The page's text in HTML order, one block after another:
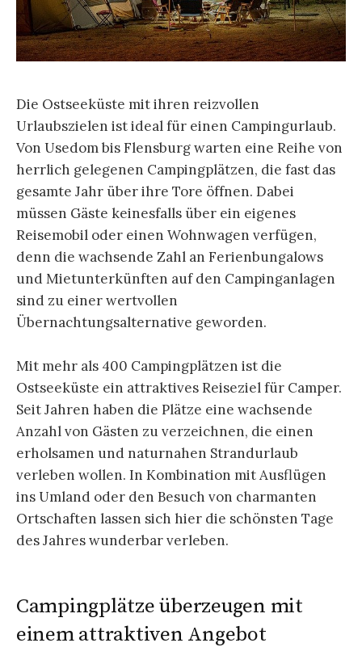
Die Ostseeküste mit ihren reizvollen
Urlaubszielen ist ideal für einen Campingurlaub.
Von Usedom bis Flensburg warten eine Reihe von
herrlich gelegenen Campingplätzen, die fast das
gesamte Jahr über ihre Tore öffnen. Dabei
müssen Gäste keinesfalls über ein eigenes
Reisemobil oder einen Wohnwagen verfügen,
denn die wachsende Zahl an Ferienbungalows
und Mietunterkünften auf den Campinganlagen
sind zu einer wertvollen
Übernachtungsalternative geworden.
Mit mehr als 400 Campingplätzen ist die
Ostseeküste ein attraktives Reiseziel für Camper.
Seit Jahren haben die Plätze eine wachsende
Anzahl von Gästen zu verzeichnen, die einen
erholsamen und naturnahen Strandurlaub
verleben wollen. In Kombination mit Ausflügen
ins Umland oder den Besuch von charmanten
Ortschaften lassen sich hier die schönsten Tage
des Jahres wunderbar verleben.
Campingplätze überzeugen mit
einem attraktiven Angebot